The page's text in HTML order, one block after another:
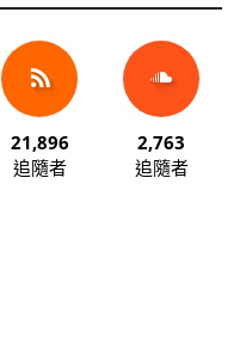
21,896
追隨者
2,763
追隨者